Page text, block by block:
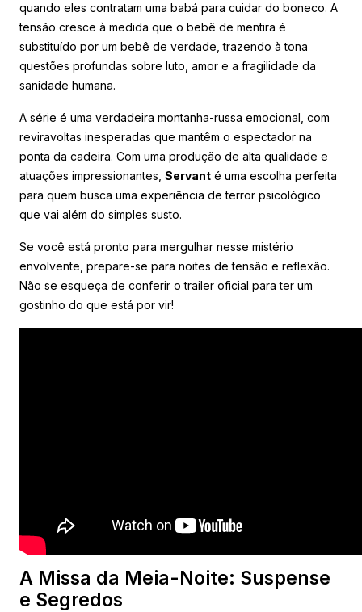
quando eles contratam uma babá para cuidar do boneco. A
tensão cresce à medida que o bebê de mentira é
substituído por um bebê de verdade, trazendo à tona
questões profundas sobre luto, amor e a fragilidade da
sanidade humana.
A série é uma verdadeira montanha-russa emocional, com
reviravoltas inesperadas que mantêm o espectador na
ponta da cadeira. Com uma produção de alta qualidade e
atuações impressionantes, Servant é uma escolha perfeita
para quem busca uma experiência de terror psicológico
que vai além do simples susto.
Se você está pronto para mergulhar nesse mistério
envolvente, prepare-se para noites de tensão e reflexão.
Não se esqueça de conferir o trailer oficial para ter um
gostinho do que está por vir!
A Missa da Meia-Noite: Suspense
e Segredos